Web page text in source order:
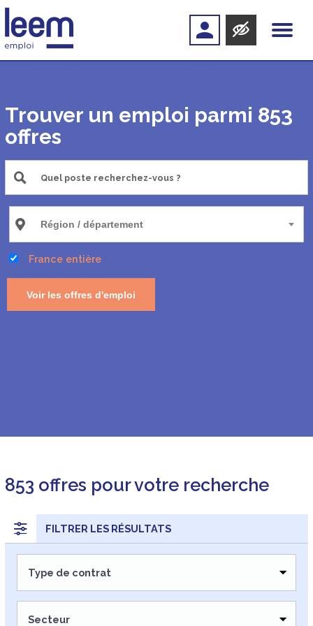
Trouver un emploi parmi 853
offres
France entière
Voir les offres d'emploi
853 offres pour votre recherche
FILTRER LES RÉSULTATS
Type de contrat
CDD
Secteur